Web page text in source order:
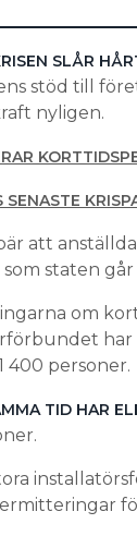
SLÅR
stöd till
nyligen.
SENASTE
att
staten
om
har
400 personer.
TID HAR